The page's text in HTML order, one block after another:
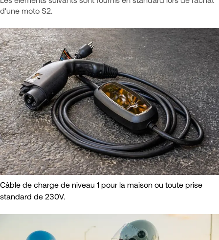
d'une moto S2.
Câble de charge de niveau 1 pour la maison ou toute prise
standard de 230V.